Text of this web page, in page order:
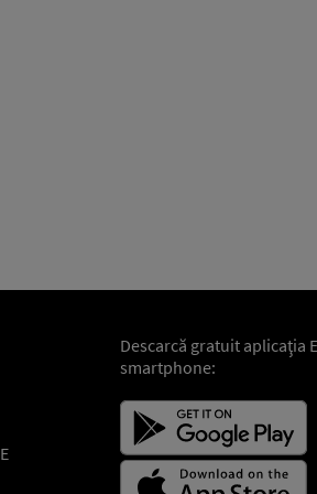
Descarcă gratuit aplicaţia
smartphone: